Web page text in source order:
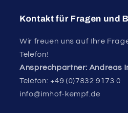
Kontakt für Fragen und
Wir freuen uns auf Ihre
Telefon!
Ansprechpartner: Andreas
Telefon: +49 (0)7832 9173 0
info@imhof-kempf.de